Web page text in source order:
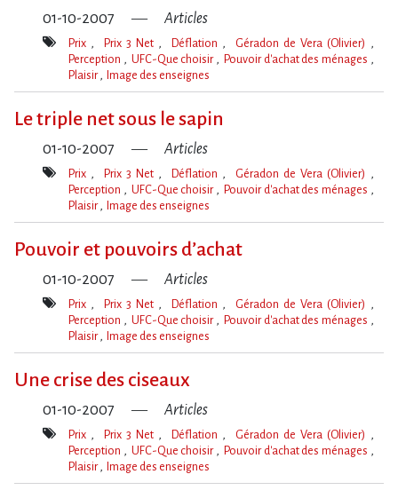
01-10-2007 Articles
Mot(s)-
Prix Prix 3 Net Déflation
Géradon de Vera (Olivier)
Perception
UFC-Que choisir
Pouvoir d'achat des ménages
Plaisir Image des enseignes
Le triple net sous le sapin
01-10-2007 Articles
Mot(s)-
Prix Prix 3 Net Déflation
Géradon de Vera (Olivier)
Perception
UFC-Que choisir
Pouvoir d'achat des ménages
Plaisir Image des enseignes
Pouvoir et pouvoirs d’achat
01-10-2007 Articles
Mot(s)-
Prix Prix 3 Net Déflation
Géradon de Vera (Olivier)
Perception
UFC-Que choisir
Pouvoir d'achat des ménages
Plaisir Image des enseignes
Une crise des ciseaux
01-10-2007 Articles
Mot(s)-
Prix Prix 3 Net Déflation
Géradon de Vera (Olivier)
Perception
UFC-Que choisir
Pouvoir d'achat des ménages
Plaisir Image des enseignes